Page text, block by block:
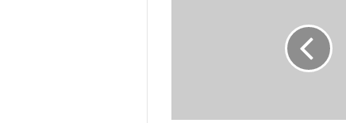
الاستقرار في المنطقة